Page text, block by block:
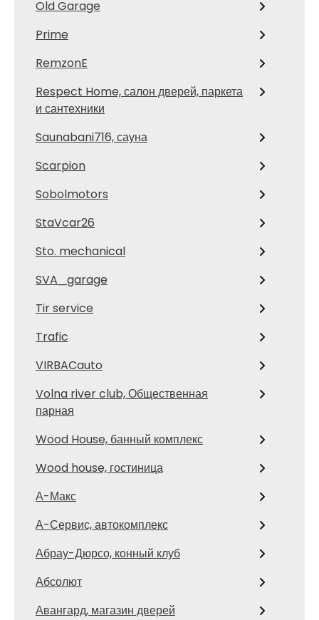
Old Garage
Prime
RemzonE
Respect Home, салон дверей, паркета
и сантехники
Saunabani716, сауна
Scarpion
Sobolmotors
StaVcar26
Sto. mechanical
SVA_garage
Tir service
Trafic
VIRBACauto
Volna river club, Общественная
парная
Wood House, банный комплекс
Wood house, гостиница
А-Макс
А-Сервис, автокомплекс
Абрау-Дюрсо, конный клуб
Абсолют
Авангард, магазин дверей